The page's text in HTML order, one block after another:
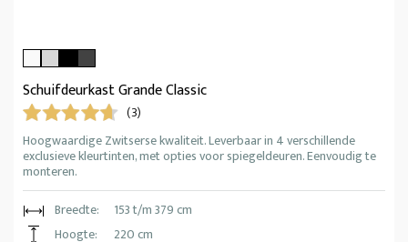
Schuifdeurkast Grande Classic
(3)
Hoogwaardige Zwitserse kwaliteit. Leverbaar in 4 verschillende
exclusieve kleurtinten, met opties voor spiegeldeuren. Eenvoudig te
monteren.
Breedte:
153 t/m 379 cm
Hoogte:
220 cm